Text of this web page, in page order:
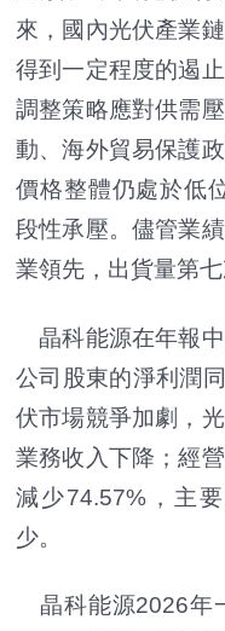
來，國內光伏產業
得到一定程度的遏
調整策略應對供需
動、海外貿易保護
價格整體仍處於低
段性承壓。儘管業
業領先，出貨量第七
晶科能源在年報
公司股東的淨利潤
伏市場競爭加劇，
業務收入下降；經
減少74.57%，主
少。
晶科能源2026年